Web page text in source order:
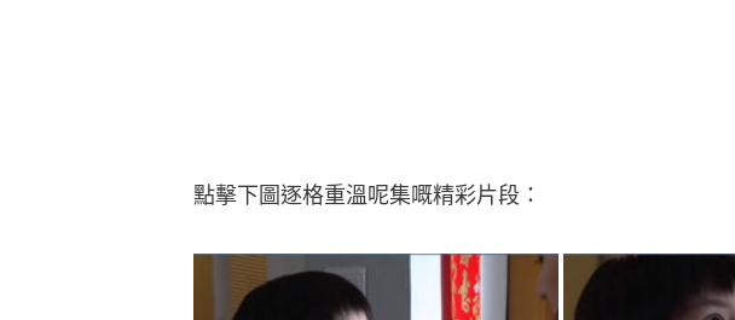
點擊下圖逐格重溫呢集嘅精彩片段：